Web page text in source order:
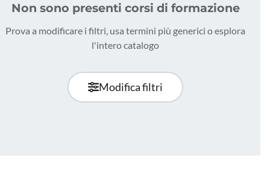
Non sono presenti corsi di formazione
Prova a modificare i filtri, usa termini più generici o esplora
l'intero catalogo
Modifica filtri